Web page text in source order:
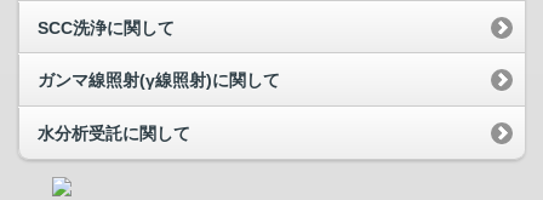
SCC洗浄に関して
ガンマ線照射(γ線照射)に関して
水分析受託に関して